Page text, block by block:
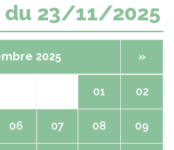
du 23/11/2025
2025 »
01 02
06 07 08 09